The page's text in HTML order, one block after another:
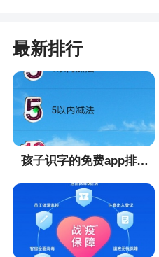
递公司收派件人的姓名电
稳定性改进和错误修
最新排行
孩子识字的免费app排行榜